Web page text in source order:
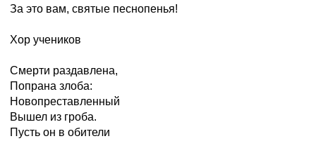
За это вам, святые песнопенья!
Хор учеников
Смерти раздавлена,
Попрана злоба:
Новопреставленный
Вышел из гроба.
Пусть он в обители